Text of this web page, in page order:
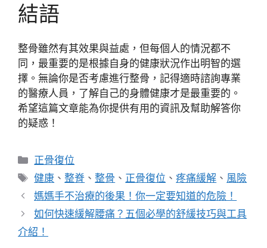
結語
整骨雖然有其效果與益處，但每個人的情況都不
同，最重要的是根據自身的健康狀況作出明智的選
擇。無論你是否考慮進行整骨，記得適時諮詢專業
的醫療人員，了解自己的身體健康才是最重要的。
希望這篇文章能為你提供有用的資訊及幫助解答你
的疑惑！
分
類
正骨復位
標
籤
健康 、整脊 、整骨 、 正骨復位 、疼痛緩解 、 風險
媽媽手不治療的後果！你一定要知道的危險！
如何快速緩解腰痛？五個必學的舒緩技巧與工具
介紹！